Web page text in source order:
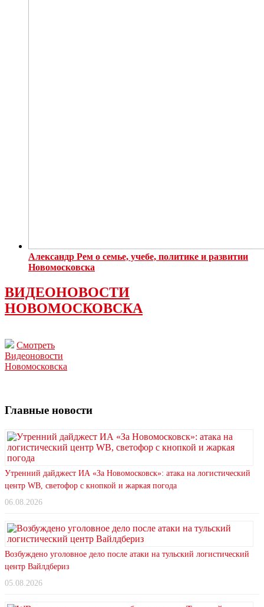
Александр Рем о семье, учебе, политике и развитии
Новомосковска
ВИДЕОНОВОСТИ
НОВОМОСКОВСКА
Смотреть
Видеоновости
Новомосковска
Главные новости
Утренний дайджест ИА «За Новомосковск»: атака на логистический
центр WB, светофор с кнопкой и жаркая погода
06.08.2026
Возбуждено уголовное дело после атаки на тульский логистический
центр Вайлдбериз
05.08.2026